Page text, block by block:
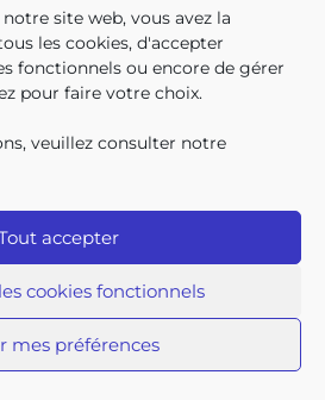
site web, vous avez la
les cookies, d'accepter
fonctionnels ou encore de gérer
pour faire votre choix.
veuillez consulter notre
accepter
cookies fonctionnels
mes préférences
plus du
all
NOUS ?
CHEZ NOUS
NEWS
NOUS
à caractère personnel